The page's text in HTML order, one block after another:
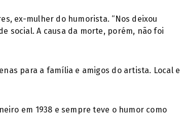
ex-mulher do humorista. “Nos deixou
social. A causa da morte, porém, não foi
para a família e amigos do artista. Local e
em 1938 e sempre teve o humor como